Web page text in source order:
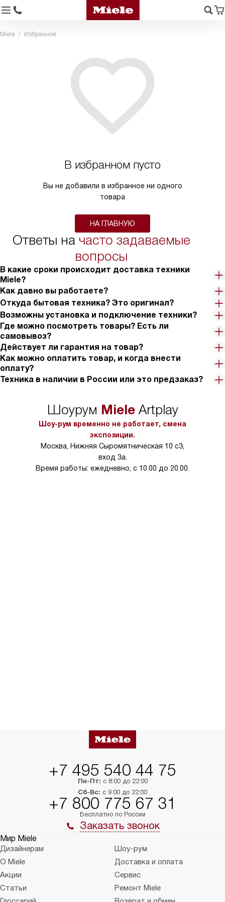
Miele Избранное
В избранном пусто
Вы не добавили в избранное ни одного
товара
НА ГЛАВНУЮ
Ответы на часто задаваемые
вопросы
В какие сроки происходит доставка техники
Miele?
Как давно вы работаете?
Откуда бытовая техника? Это оригинал?
Возможны установка и подключение техники?
Где можно посмотреть товары? Есть ли
самовывоз?
Действует ли гарантия на товар?
Как можно оплатить товар, и когда внести
оплату?
Техника в наличии в России или это предзаказ?
Шоурум MieleArtplay
Шоу-рум временно не работает, смена
экспозиции.
Москва, Нижняя Сыромятническая 10 с3,
вход 3а.
Время работы: ежедневно, с 10.00 до 20.00.
+7 495 540 44 75
Пн-Пт: с 8:00 до 22:00
Сб-Вс: с 9:00 до 22:00
+7 800 775 67 31
Бесплатно по России
Заказать звонок
Мир Miele
Дизайнерам
Шоу-рум
О Miele
Доставка и оплата
Акции
Сервис
Статьи
Ремонт Miele